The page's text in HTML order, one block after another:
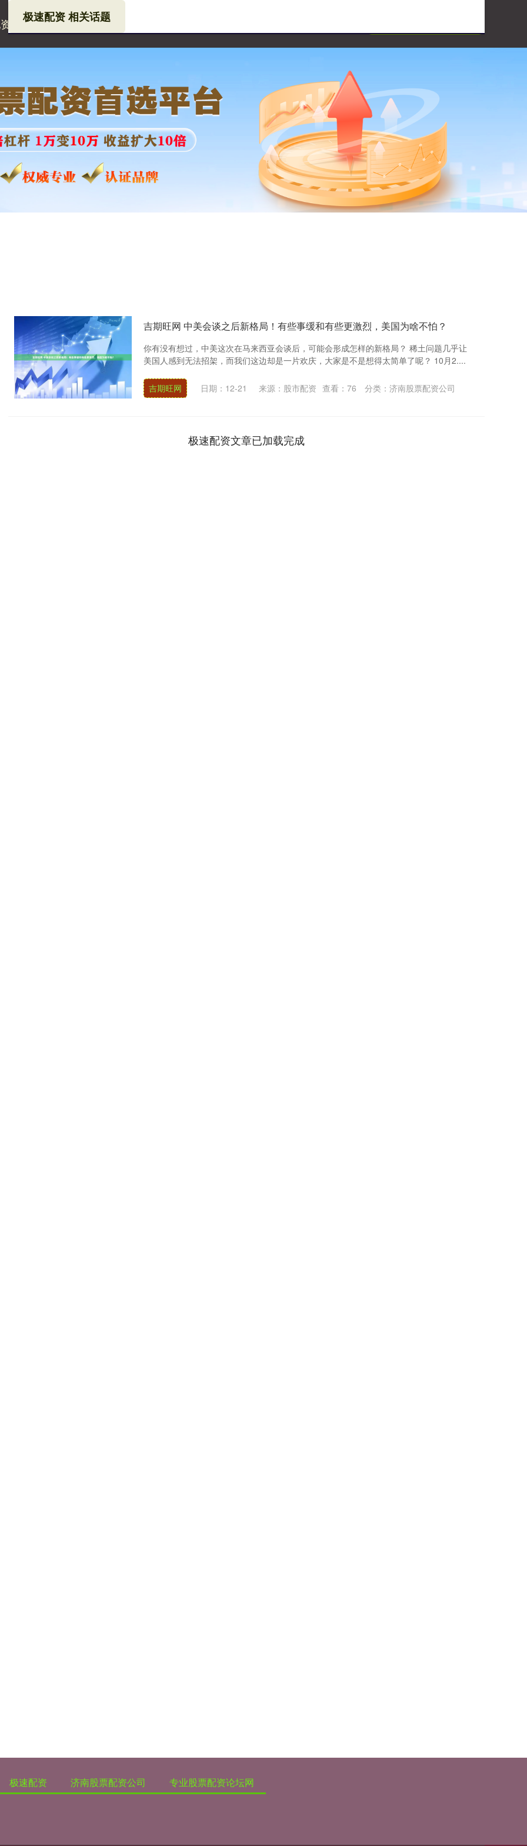
济南股票配资公司
极速配资 相关话题
吉期旺网 中美会谈之后新格局！有些事缓和有些更激烈，美国为啥不怕？
你有没有想过，中美这次在马来西亚会谈后，可能会形成怎样的新格局？ 稀土问题几乎让
美国人感到无法招架，而我们这边却是一片欢庆，大家是不是想得太简单了呢？ 10月2....
吉期旺网 日期：12-21 来源：股市配资 查看： 76 分类： 济南股票配资公司
极速配资文章已加载完成
极速配资 济南股票配资公司 专业股票配资论坛网